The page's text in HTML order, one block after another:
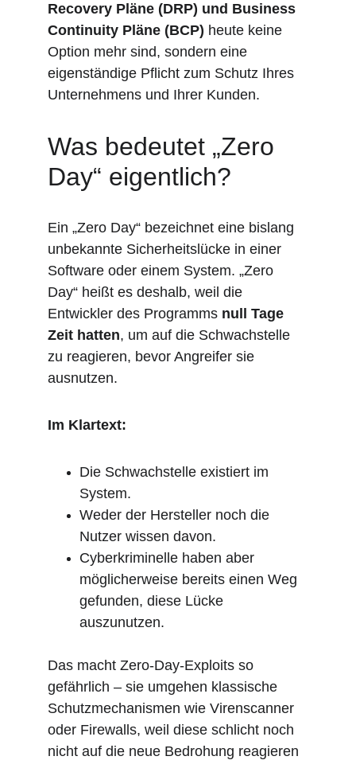
Recovery Pläne (DRP) und Business
Continuity Pläne (BCP) heute keine
Option mehr sind, sondern eine
eigenständige Pflicht zum Schutz Ihres
Unternehmens und Ihrer Kunden.
Was bedeutet „Zero
Day“ eigentlich?
Ein „Zero Day“ bezeichnet eine bislang
unbekannte Sicherheitslücke in einer
Software oder einem System. „Zero
Day“ heißt es deshalb, weil die
Entwickler des Programms null Tage
Zeit hatten, um auf die Schwachstelle
zu reagieren, bevor Angreifer sie
ausnutzen.
Im Klartext:
Die Schwachstelle existiert im
System.
Weder der Hersteller noch die
Nutzer wissen davon.
Cyberkriminelle haben aber
möglicherweise bereits einen Weg
gefunden, diese Lücke
auszunutzen.
Das macht Zero-Day-Exploits so
gefährlich – sie umgehen klassische
Schutzmechanismen wie Virenscanner
oder Firewalls, weil diese schlicht noch
nicht auf die neue Bedrohung reagieren